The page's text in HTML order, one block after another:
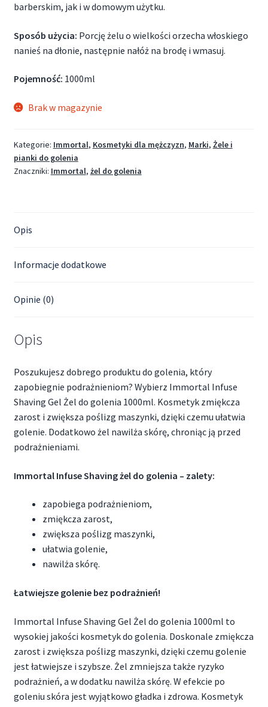
barberskim, jak i w domowym użytku.
Sposób użycia: Porcję żelu o wielkości orzecha włoskiego
nanieś na dłonie, następnie nałóż na brodę i wmasuj.
Pojemność: 1000ml
Brak w magazynie
Kategorie: Immortal, Kosmetyki dla mężczyzn, Marki, Żele i
pianki do golenia
Znaczniki: Immortal, żel do golenia
Opis
Informacje dodatkowe
Opinie (0)
Opis
Poszukujesz dobrego produktu do golenia, który
zapobiegnie podrażnieniom? Wybierz Immortal Infuse
Shaving Gel Żel do golenia 1000ml. Kosmetyk zmiękcza
zarost i zwiększa poślizg maszynki, dzięki czemu ułatwia
golenie. Dodatkowo żel nawilża skórę, chroniąc ją przed
podrażnieniami.
Immortal Infuse Shaving żel do golenia – zalety:
zapobiega podrażnieniom,
zmiękcza zarost,
zwiększa poślizg maszynki,
ułatwia golenie,
nawilża skórę.
Łatwiejsze golenie bez podrażnień!
Immortal Infuse Shaving Gel Żel do golenia 1000ml to
wysokiej jakości kosmetyk do golenia. Doskonale zmiękcza
zarost i zwiększa poślizg maszynki, dzięki czemu golenie
jest łatwiejsze i szybsze. Żel zmniejsza także ryzyko
podrażnień, a w dodatku nawilża skórę. W efekcie po
goleniu skóra jest wyjątkowo gładka i zdrowa. Kosmetyk